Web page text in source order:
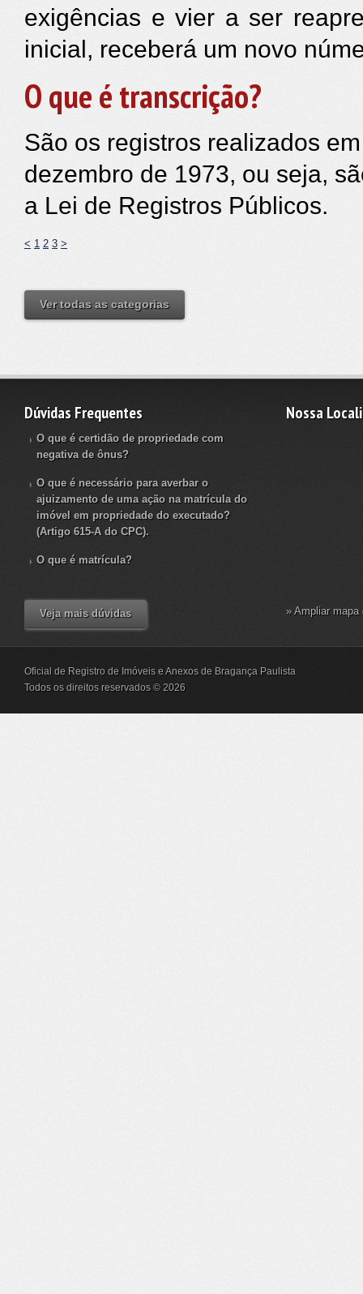
exigências e vier a ser
inicial, receberá um novo
O que é transcrição?
São os registros realizados
dezembro de 1973, ou seja,
a Lei de Registros Públicos.
< 1 2 3 >
Ver todas as categorias
Dúvidas Frequentes
O que é certidão de propriedade com
negativa de ônus?
O que é necessário para averbar o
ajuizamento de uma ação na matrícula do
imóvel em propriedade do executado?
(Artigo 615-A do CPC).
O que é matrícula?
Veja mais dúvidas
Nossa
» Ampliar
Oficial de Registro de Imóveis e Anexos de Bragança Paulista
Todos os direitos reservados © 2026